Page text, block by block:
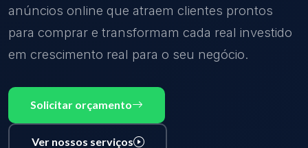
anúncios online que atraem clientes prontos
para comprar e transformam cada real investido
em crescimento real para o seu negócio.
Solicitar orçamento
Ver nossos serviços